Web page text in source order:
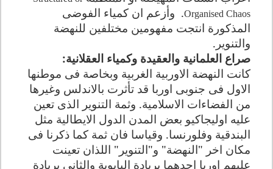
Organised Chaos
. وأزعم ان كمياء الفوضى
المذكورة انتجت مفهومين مختلفين للنهضة
والتنوير .
صراع العلمانية والعقيدة وكمياء العقلانية:
كانت النهضة الاوربية الغربية وبخاصة فى موطنها
الاول فى جنوبى اوربا قد تأثرت بالاندلس وغيرها
من الفضاءات الاسلامية. وثمة التنوير الذى تعين
عليه اوليجاكيو بعض المدن الدول الايطالية مثل
البندقية وفلورنسا. وقياسا فان ثمة كما ذكرنا فى
مكان اخر "النهضة" و"التنوير" اللذان تعينت
عليهم اوربا احدهما بريادة البابوية والثاني بريادة